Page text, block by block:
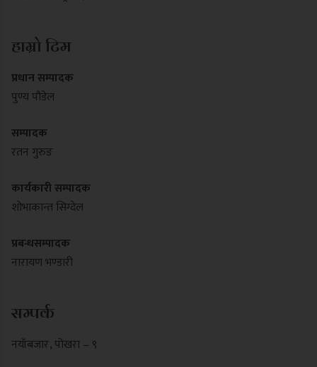
हाम्रो टिम
प्रधान सम्पादक
पुण्य पौडेल
सम्पादक
रतन गुरुङ
कार्यकारी सम्पादक
शोभाकान्त सिग्देल
प्रबन्धसम्पादक
नारायण भण्डारी
सम्पर्क
नयाँबजार , पोखरा – ९